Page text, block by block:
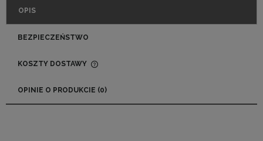
OPIS
BEZPIECZEŃSTWO
KOSZTY DOSTAWY
OPINIE O PRODUKCIE (0)